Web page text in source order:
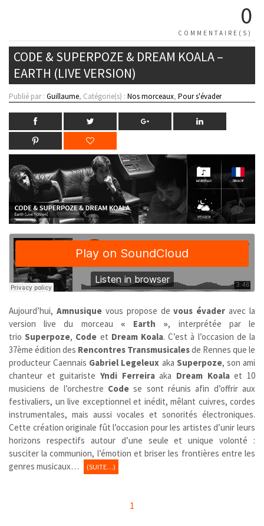
0
COMMENTAIRE(S)
CODE & SUPERPOZE & DREAM KOALA –
EARTH (LIVE VERSION)
Publié par : Guillaume, Catégorie(s) : Nos morceaux, Pour s'évader
Aujourd’hui, Amnusiquevous propose devous évader avec la
version live du morceau « Earth », interprétée par le
trioSuperpoze, Code et Dream Koala. C’est à l’occasion de la
37ème édition des Rencontres Transmusicalesde Rennes que le
producteur Caennais Gabriel Legeleux aka Superpoze, son ami
chanteur et guitariste Yndi Ferreiraaka Dream Koalaet 10
musiciens de l’orchestre Code se sont réunis afin d’offrir aux
festivaliers, un live exceptionnel et inédit, mêlant cuivres, cordes
instrumentales, mais aussi vocales et sonorités électroniques.
Cette création originale fût l’occasion pour les artistes d’unir leurs
horizons respectifs autour d’une seule et unique volonté :
susciter la communion, l’émotion et briser les frontières entre les
genres musicaux…
(SUITE…)
1